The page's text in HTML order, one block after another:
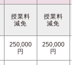
授業料
減免
授業料
減免
250,000
円
250,000
円